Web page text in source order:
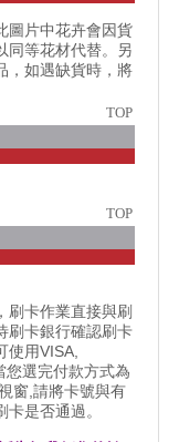
圖片中花卉會因貨
同等花材代替。另
，如遇缺貨時，將
TOP
TOP
刷卡作業直接與刷
刷卡銀行確認刷卡
使用VISA,
選完付款方式為
窗,請將卡號與有
是否通過。